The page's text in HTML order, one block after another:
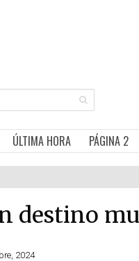
ÚLTIMA HORA PÁGINA 2
destino
2024